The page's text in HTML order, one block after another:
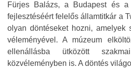
Fürjes Balázs, a Budapest és a
fejlesztéséért felelős államtitkár a
olyan döntéseket hozni, amelyek
véleményével. A múzeum
ellenállásba ütközött
közvéleményben is. A döntés